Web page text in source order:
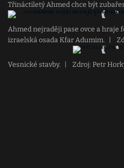
Třináctiletý Ahmed chce být
Ahmed nejraději pase ovce a hraje
izraelská osada Kfar Adumim.
Vesnické stavby. Zdroj: Petr